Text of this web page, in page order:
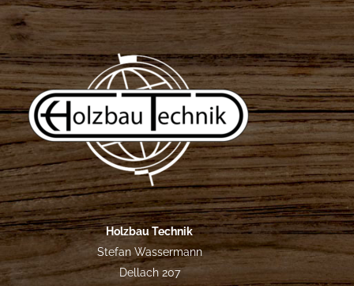
Holzbau Technik
Stefan Wassermann
Dellach 207